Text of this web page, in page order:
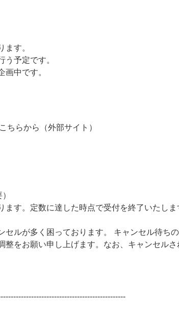
ます。
う予定です。
中です。
ちらから（外部サイト）
ます。定数に達した時点で受付を終了いたし
セルが多く困っております。 キャンセル待ち
整をお願い申し上げます。なお、キャンセル